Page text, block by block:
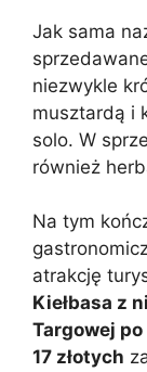
Jak sama
niezwykle
musztardą i
solo. W
również
Na tym
atrakcję
Kiełbasa z
Targowej
17 złotych